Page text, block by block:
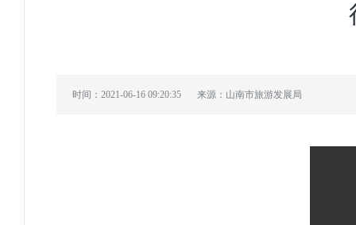
时间：2021-06-16 09:20:35 来源：山南市旅游发展局